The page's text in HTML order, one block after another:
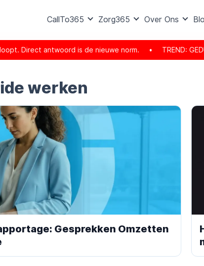
CallTo365 Zorg365 Over Ons
Direct antwoord is de nieuwe norm. • TREND:
werken
Gesprekken Omzetten